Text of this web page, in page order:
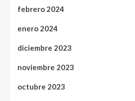
febrero 2024
enero 2024
diciembre 2023
noviembre 2023
octubre 2023